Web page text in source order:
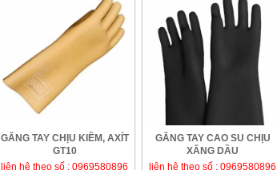
GĂNG TAY CHỊU KIỀM, AXÍT
GT10
liên hệ theo số : 0969580896
GĂNG TAY CAO SU CHỊU
XĂNG DẦU
liên hệ theo số : 0969580896